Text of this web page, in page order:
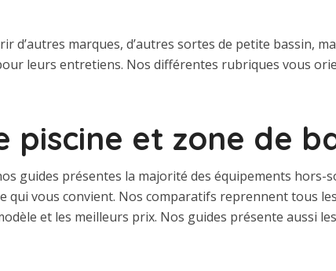
d’autres marques, d’autres sortes de petite bassin,
leurs entretiens. Nos différentes rubriques vous
piscine et zone de
guides présentes la majorité des équipements hors-
qui vous convient. Nos comparatifs reprennent tous
et les meilleurs prix. Nos guides présente aussi